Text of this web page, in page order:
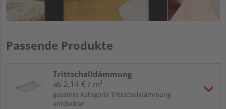
Passende Produkte
Trittschalldämmung
ab 2,14 € / m²
gesamte Kategorie Trittschalldämmung
entdecken